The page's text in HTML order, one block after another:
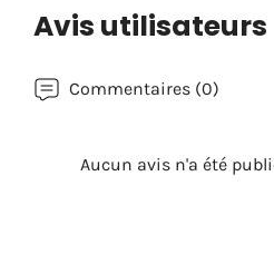
Avis utilisateurs
Commentaires (0)
Aucun avis n'a été